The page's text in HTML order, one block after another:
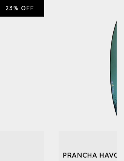
23% OFF
PRANCHA HAVOC